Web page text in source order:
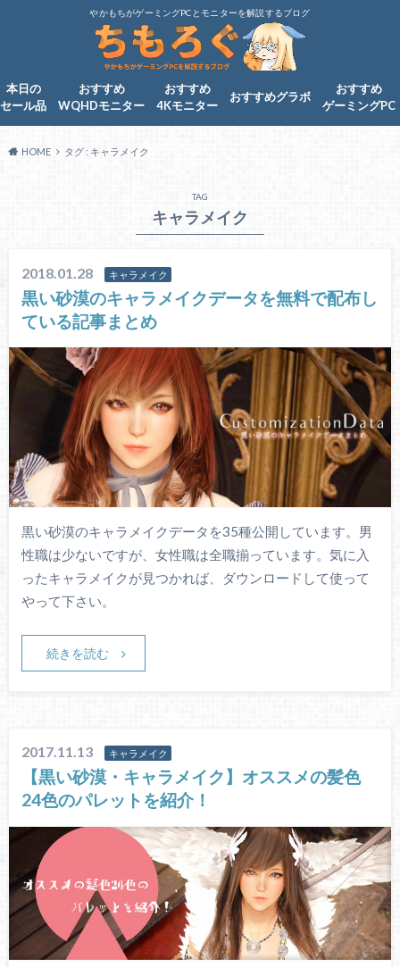
やかもちがゲーミングPCとモニターを解説するブログ
本日の
セール品
おすすめ
WQHDモニター
おすすめ
4Kモニター
おすすめグラボ
おすすめ
ゲーミングPC
HOME タグ : キャラメイク
TAG
キャラメイク
2018.01.28 キャラメイク
黒い砂漠のキャラメイクデータを無料で配布し
ている記事まとめ
黒い砂漠のキャラメイクデータを35種公開しています。男
性職は少ないですが、女性職は全職揃っています。気に入
ったキャラメイクが見つかれば、ダウンロードして使って
やって下さい。
続きを読む
2017.11.13 キャラメイク
【黒い砂漠・キャラメイク】オススメの髪色
24色のパレットを紹介！